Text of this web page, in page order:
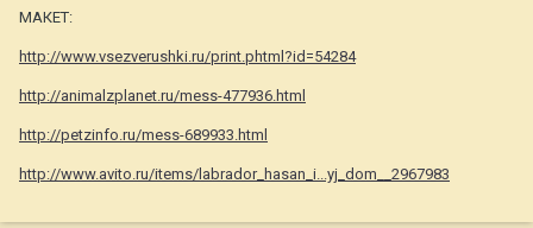
МАКЕТ:
http://www.vsezverushki.ru/print.phtml?id=54284
http://animalzplanet.ru/mess-477936.html
http://petzinfo.ru/mess-689933.html
http://www.avito.ru/items/labrador_hasan_i...yj_dom__2967983